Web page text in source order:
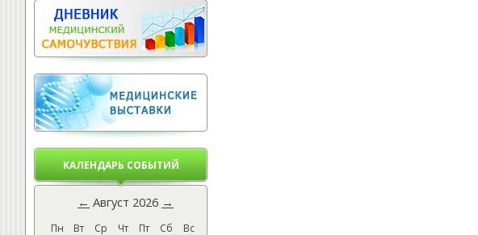
КАЛЕНДАРЬ СОБЫТИЙ
← Август 2026 →
Пн Вт Ср Чт Пт Сб
Вс